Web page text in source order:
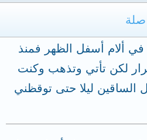
صلة
ألام أسفل الظهر فمنذ
لكن تأتي وتذهب وكنت
الساقين ليلا حتى توقظني